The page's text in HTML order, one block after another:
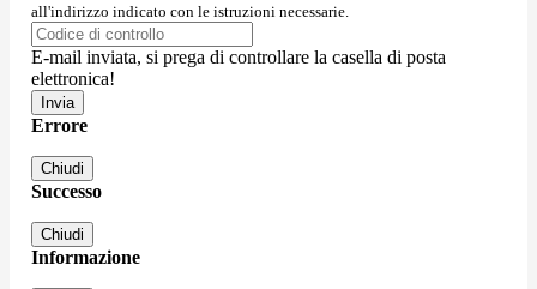
all'indirizzo indicato con le istruzioni necessarie.
E-mail inviata, si prega di controllare la casella di posta
elettronica!
Errore
Chiudi
Successo
Chiudi
Informazione